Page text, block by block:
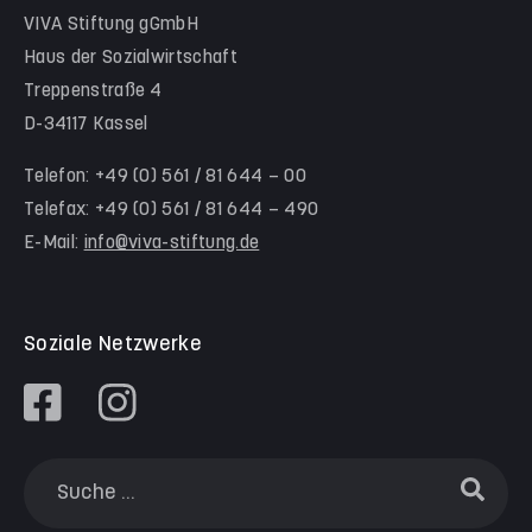
Team Werra-Meißner-Kreis
Waldorfkindergarten Goetheanlage
Familienzentren
Familienzentrum Nordstadt
Familienzentrum Himmelsstürmer
Präventionsangebote an Kitas und Schulen
VIVA Stiftung gGmbH
Haus der Sozialwirtschaft
Treppenstraße 4
D-34117 Kassel
Telefon: +49 (0) 561 / 81 644 – 00
Telefax: +49 (0) 561 / 81 644 – 490
E-Mail: info@viva-stiftung.de
Soziale Netzwerke